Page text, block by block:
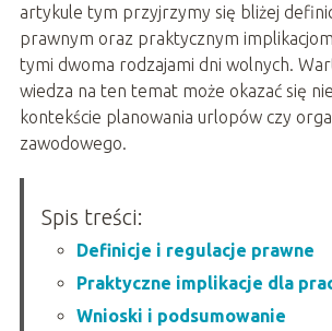
artykule tym przyjrzymy się bliżej
prawnym oraz praktycznym
tymi dwoma rodzajami dni wolnych.
wiedza na ten temat może okazać się
kontekście planowania urlopów czy
zawodowego.
Spis treści:
Definicje i regulacje prawne
Praktyczne implikacje dla
Wnioski i podsumowanie